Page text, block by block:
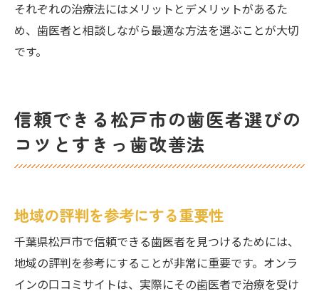
それぞれの治療法にはメリットとデメリットがあるた
め、歯医者と相談しながら最適な方法を選ぶことが大切
です。
信頼できる松戸市の歯医者選びの
コツとすきっ歯改善法
地域の評判を参考にする重要性
千葉県松戸市で信頼できる歯医者を見つけるためには、
地域の評判を参考にすることが非常に重要です。オンラ
インの口コミサイトは、実際にその歯医者で治療を受け